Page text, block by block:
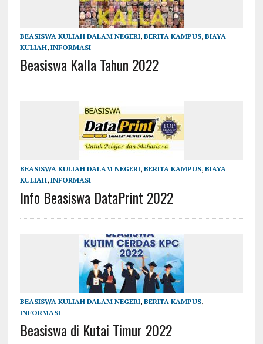
BEASISWA KULIAH DALAM NEGERI, BERITA KAMPUS, BIAYA
KULIAH, INFORMASI
Beasiswa Kalla Tahun 2022
BEASISWA KULIAH DALAM NEGERI, BERITA KAMPUS, BIAYA
KULIAH, INFORMASI
Info Beasiswa DataPrint 2022
BEASISWA KULIAH DALAM NEGERI, BERITA KAMPUS,
INFORMASI
Beasiswa di Kutai Timur 2022